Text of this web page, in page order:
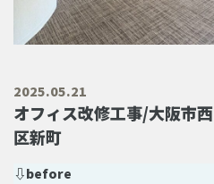
2025.05.21
オフィス改修工事/大阪市西
区新町
⇩before